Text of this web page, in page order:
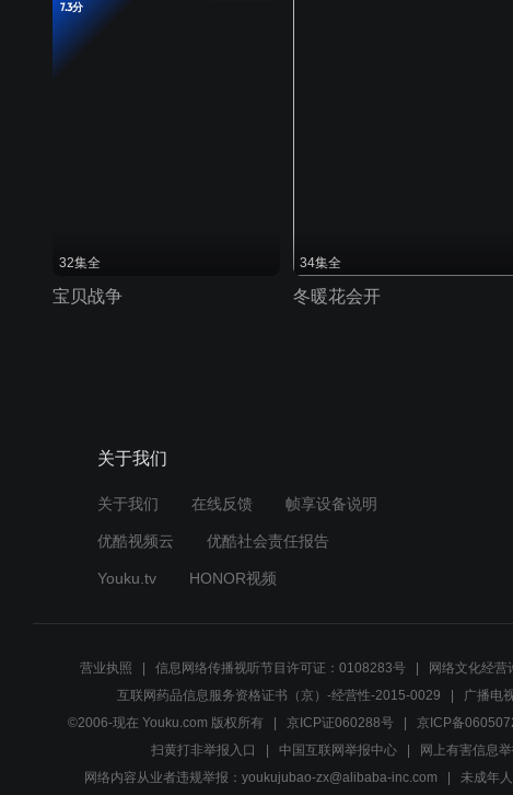
7.3分
32集全
宝贝战争
34集全
冬暖花会开
关于我们
关于我们 在线反馈 帧享设备说明
优酷视频云 优酷社会责任报告
Youku.tv HONOR视频
营业执照 信息网络传播视听节目许可证：0108283号 网络文化经
互联网药品信息服务资格证书（京）-经营性-2015-0029
广播电
©2006-现在 Youku.com 版权所有
京ICP证060288号 京ICP备
扫黄打非举报入口
中国互联网举报中心 网上有害信息
网络内容从业者违规举报：youkujubao-zx@alibaba-inc.com
未成年